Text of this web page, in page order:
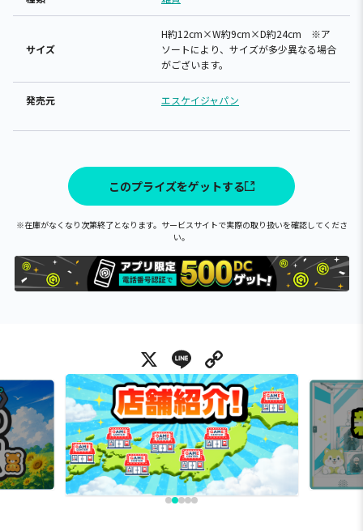
サイズ
H約12cm×W約9cm×D約24cm ※ア
ソートにより、サイズが多少異なる場合
がございます。
発売元 エスケイジャパン
このプライズをゲットする
※在庫がなくなり次第終了となります。サービスサイトで実際の取り扱いを確認してくださ
い。
X Line